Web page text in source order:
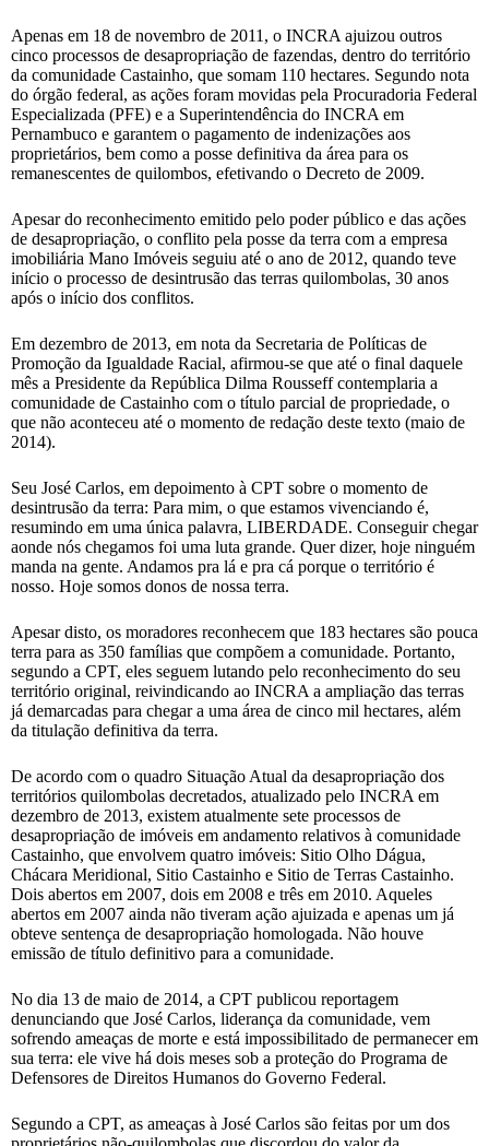
Apenas em 18 de novembro de 2011, o INCRA ajuizou outros
cinco processos de desapropriação de fazendas, dentro do território
da comunidade Castainho, que somam 110 hectares. Segundo nota
do órgão federal, as ações foram movidas pela Procuradoria Federal
Especializada (PFE) e a Superintendência do INCRA em
Pernambuco e garantem o pagamento de indenizações aos
proprietários, bem como a posse definitiva da área para os
remanescentes de quilombos, efetivando o Decreto de 2009.
Apesar do reconhecimento emitido pelo poder público e das ações
de desapropriação, o conflito pela posse da terra com a empresa
imobiliária Mano Imóveis seguiu até o ano de 2012, quando teve
início o processo de desintrusão das terras quilombolas, 30 anos
após o início dos conflitos.
Em dezembro de 2013, em nota da Secretaria de Políticas de
Promoção da Igualdade Racial, afirmou-se que até o final daquele
mês a Presidente da República Dilma Rousseff contemplaria a
comunidade de Castainho com o título parcial de propriedade, o
que não aconteceu até o momento de redação deste texto (maio de
2014).
Seu José Carlos, em depoimento à CPT sobre o momento de
desintrusão da terra: Para mim, o que estamos vivenciando é,
resumindo em uma única palavra, LIBERDADE. Conseguir chegar
aonde nós chegamos foi uma luta grande. Quer dizer, hoje ninguém
manda na gente. Andamos pra lá e pra cá porque o território é
nosso. Hoje somos donos de nossa terra.
Apesar disto, os moradores reconhecem que 183 hectares são pouca
terra para as 350 famílias que compõem a comunidade. Portanto,
segundo a CPT, eles seguem lutando pelo reconhecimento do seu
território original, reivindicando ao INCRA a ampliação das terras
já demarcadas para chegar a uma área de cinco mil hectares, além
da titulação definitiva da terra.
De acordo com o quadro Situação Atual da desapropriação dos
territórios quilombolas decretados, atualizado pelo INCRA em
dezembro de 2013, existem atualmente sete processos de
desapropriação de imóveis em andamento relativos à comunidade
Castainho, que envolvem quatro imóveis: Sitio Olho Dágua,
Chácara Meridional, Sitio Castainho e Sitio de Terras Castainho.
Dois abertos em 2007, dois em 2008 e três em 2010. Aqueles
abertos em 2007 ainda não tiveram ação ajuizada e apenas um já
obteve sentença de desapropriação homologada. Não houve
emissão de título definitivo para a comunidade.
No dia 13 de maio de 2014, a CPT publicou reportagem
denunciando que José Carlos, liderança da comunidade, vem
sofrendo ameaças de morte e está impossibilitado de permanecer em
sua terra: ele vive há dois meses sob a proteção do Programa de
Defensores de Direitos Humanos do Governo Federal.
Segundo a CPT, as ameaças à José Carlos são feitas por um dos